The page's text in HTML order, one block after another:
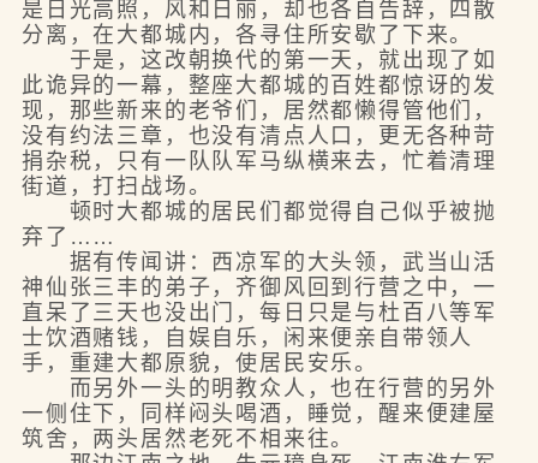
是日光高照，风和日丽，却也各自告辞，四散
分离，在大都城内，各寻住所安歇了下来。
于是，这改朝换代的第一天，就出现了如
此诡异的一幕，整座大都城的百姓都惊讶的发
现，那些新来的老爷们，居然都懒得管他们，
没有约法三章，也没有清点人口，更无各种苛
捐杂税，只有一队队军马纵横来去，忙着清理
街道，打扫战场。
顿时大都城的居民们都觉得自己似乎被抛
弃了……
据有传闻讲：西凉军的大头领，武当山活
神仙张三丰的弟子，齐御风回到行营之中，一
直呆了三天也没出门，每日只是与杜百八等军
士饮酒赌钱，自娱自乐，闲来便亲自带领人
手，重建大都原貌，使居民安乐。
而另外一头的明教众人，也在行营的另外
一侧住下，同样闷头喝酒，睡觉，醒来便建屋
筑舍，两头居然老死不相来往。